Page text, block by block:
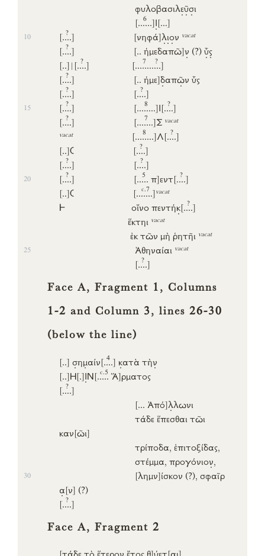
φυλοβασιλ εῦ σι
[...
6
...] Ι [...]
10 [..
?
..] [νηφά] λ ι ο ν vacat
[..
?
..] [.. ἡμεδαπῶ]ν (?) ὗς
[..] | [..
?
..] [....
7
... ..
?
..]
[..
?
..] [.. ἡμε] δ απ ῶ ν ὗς
[..
?
..] [..
?
..]
15 [..
?
..] [....
8
....] Ι [..
?
..]
[..
?
..] [....
7
...] Σ vacat
vacat [....
8
....] Λ [..
?
..]
[..]𐅁 [..
?
..]
[..
?
..] [..
?
..]
20 [..
?
..] [...
5
.. π] εντ [..
?
..]
[..]𐅁 [....
c.7
...] vacat
𐅂 οἴνο πεντή κ [..
?
..]
ἕκτηι vacat
ἐκ τῶν μὴ ῥητῆι vacat
25 Ἀθηναίαι vacat
[..
?
..]
Face A, Fragment 1, Columns
1-2 and Column 3, lines 26-30
(below the line)
[..] αίν [..
4
..] ατὰ τὴ
[..] Η [.] Ι Ν [...
c.5
.. Ἅ]
[..
?
..]
[... Ἀπό] λ λωνι
τάδε ἕπεσθαι τῶι
[ῶι]
τρίποδα ἐπιτοξίδας
στέμμα προγόνιο
30 [λημν] ίσκον (?), σφαῖρ
[ν] (?)
[..
?
..]
Face A, Fragment 2
[τάδε τὸ ἕτερον ἔτος θ]ύετ [αι]